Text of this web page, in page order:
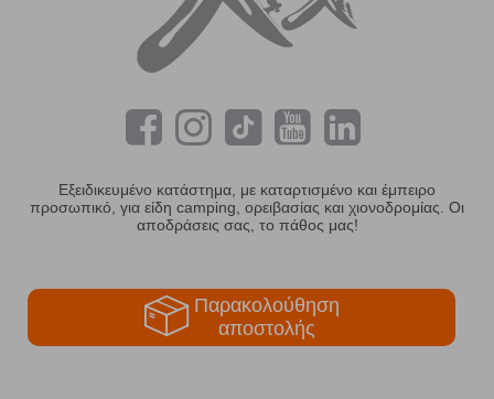
Εξειδικευμένο κατάστημα, με καταρτισμένο και έμπειρο
προσωπικό, για είδη camping, ορειβασίας και χιονοδρομίας. Οι
αποδράσεις σας, το πάθος μας!
Παρακολούθηση
αποστολής